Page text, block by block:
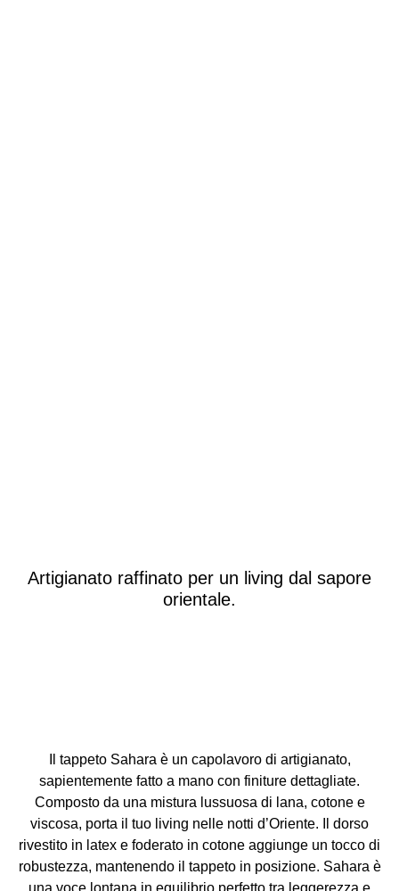
Artigianato raffinato per un living dal sapore
orientale.
Il tappeto Sahara è un capolavoro di artigianato,
sapientemente fatto a mano con finiture dettagliate.
Composto da una mistura lussuosa di lana, cotone e
viscosa, porta il tuo living nelle notti d’Oriente. Il dorso
rivestito in latex e foderato in cotone aggiunge un tocco di
robustezza, mantenendo il tappeto in posizione. Sahara è